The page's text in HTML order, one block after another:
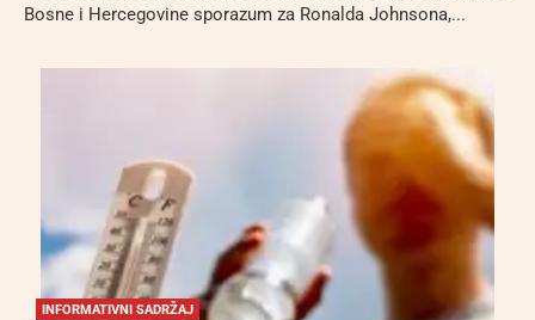
Bosne i Hercegovine sporazum za Ronalda Johnsona,...
INFORMATIVNI SADRŽAJ